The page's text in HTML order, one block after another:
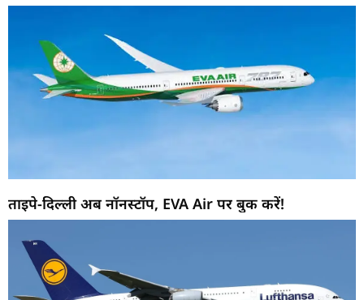
ताइपे-दिल्ली अब नॉनस्टॉप, EVA Air पर बुक करें!